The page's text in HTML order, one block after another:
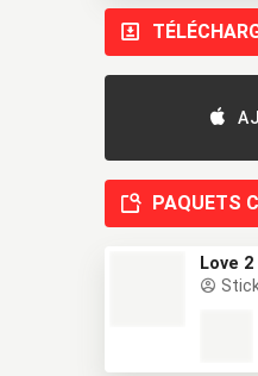
PAQUETS
Love 2